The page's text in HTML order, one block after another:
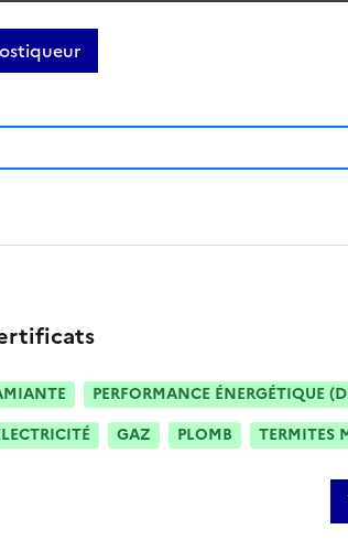
PERFORMANCE ÉNERGÉTIQUE
GAZ PLOMB TERMITES